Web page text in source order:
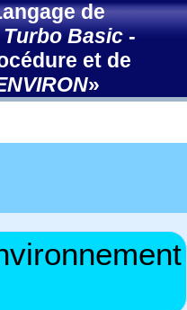
de
Turbo Basic-
et de
»